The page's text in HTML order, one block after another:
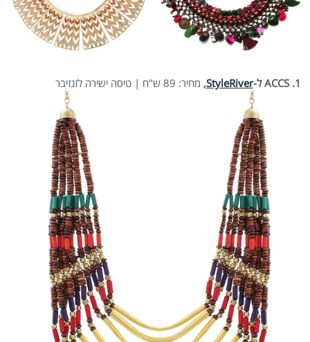
1. ACCS ל- StyleRiver
, מחיר: 89 ש"ח | טיסה ישירה לזנזיבר